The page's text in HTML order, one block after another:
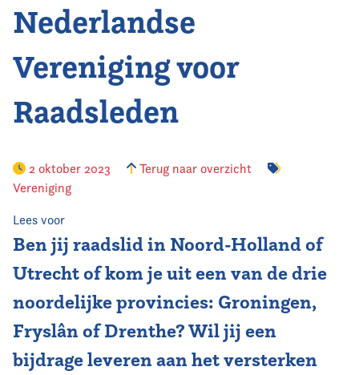
Nederlandse
Vereniging voor
Raadsleden
2 oktober 2023
Terug naar overzicht
Vereniging
Lees voor
Ben jij raadslid in Noord-Holland of
Utrecht of kom je uit een van de drie
noordelijke provincies: Groningen,
Fryslân of Drenthe? Wil jij een
bijdrage leveren aan het versterken